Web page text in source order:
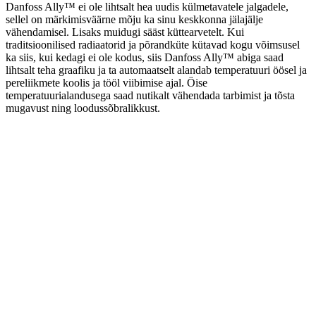
Danfoss Ally™ ei ole lihtsalt hea uudis külmetavatele jalgadele,
sellel on märkimisväärne mõju ka sinu keskkonna jälajälje
vähendamisel. Lisaks muidugi sääst küttearvetelt. Kui
traditsioonilised radiaatorid ja põrandküte kütavad kogu võimsusel
ka siis, kui kedagi ei ole kodus, siis Danfoss Ally™ abiga saad
lihtsalt teha graafiku ja ta automaatselt alandab temperatuuri öösel ja
pereliikmete koolis ja tööl viibimise ajal. Öise
temperatuurialandusega saad nutikalt vähendada tarbimist ja tõsta
mugavust ning loodussõbralikkust.